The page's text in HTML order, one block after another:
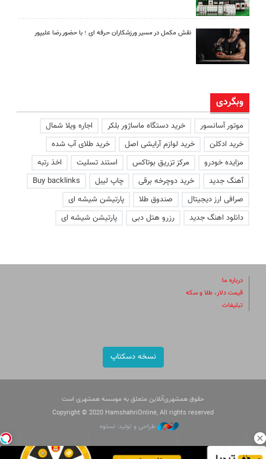
نقش مکمل در مسیر ورزشکاران حرفه ای ؛ با حضور رضا علیپور
وبگردی
موتور آسانسور خرید دستگاه ماساژور بلکر
اجاره ویلا شمال
خرید ادکلن
خرید لوازم آرایشی اصل
خرید طلای آب شده
مزایده خودرو
مرکز تزریق بوتاکس استند تسلیت
اخذ رتبه
آهنگ جدید
خرید دوچرخه برقی چاپ لیبل
Buy backlinks
صرافی ارز دیجیتال
صندوق طلا
پارتیشن شیشه ای
دانلود اهنگ جدید
رزرو هتل دبی پارتیشن شیشه ای
درباره ما
قیمت دلار، طلا و سکه
تبلیغات
نسخه دسکتاپ
حقوق همشهری‌آنلاین متعلق به موسسه همشهری است
Copyright © 2020 HamshahriOnline, All rights reserved
طراحی و تولید: نستوه